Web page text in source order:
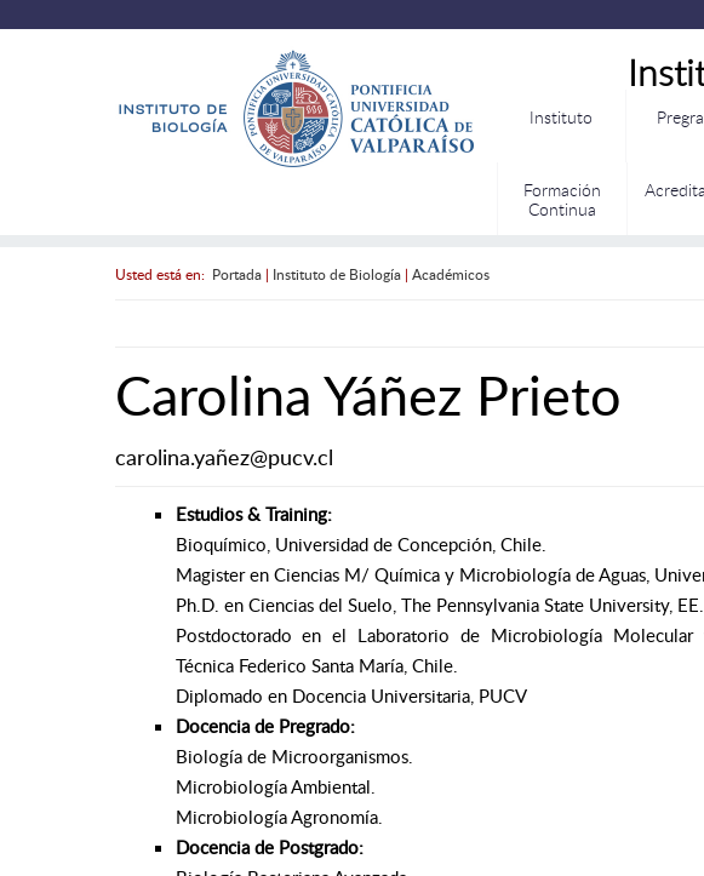
Instituto
Formación
Continua
Usted está en: Portada| Instituto de Biología| Académicos
Carolina Yáñez Prieto
carolina.yañez@pucv.cl
Estudios & Training:
Bioquímico, Universidad de Concepción, Chile.
Magister en Ciencias M/ Química y Microbiología de Aguas,
Ph.D. en Ciencias del Suelo, The Pennsylvania State University,
Postdoctorado en el Laboratorio de Microbiología Molecular
Técnica Federico Santa María, Chile.
Diplomado en Docencia Universitaria, PUCV
Docencia de Pregrado:
Biología de Microorganismos.
Microbiología Ambiental.
Microbiología Agronomía.
Docencia de Postgrado: